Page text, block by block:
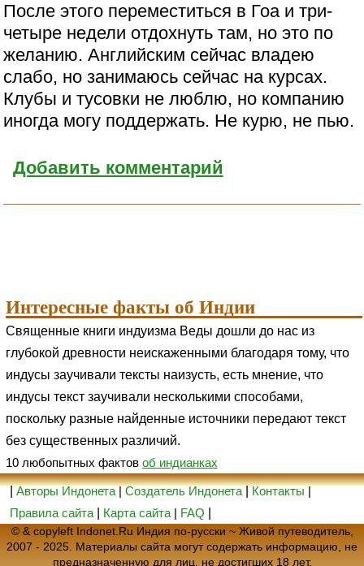
После этого переместиться в Гоа и три-
четыре недели отдохнуть там, но это по
желанию. Английским сейчас владею
слабо, но занимаюсь сейчас на курсах.
Клубы и тусовки не люблю, но компанию
иногда могу поддержать. Не курю, не пью.
Добавить комментарий
Интересные факты об Индии
Священные книги индуизма Веды дошли до нас из
глубокой древности неискаженными благодаря тому, что
индусы заучивали тексты наизусть, есть мнение, что
индусы текст заучивали несколькими способами,
поскольку разные найденные источники передают текст
без существенных различий.
10 любопытных фактов об индианках
|Авторы Индонета|Создатель Индонета|Контакты|
Правила сайта
Карта сайта | FAQ
© & copyleft Indonet.Ru Индия по-русски ~ Живой путеводитель,
2007 - 2025. Материалы сайта могут содержать информацию, не
предназначенную для лиц, не достигших 18 лет.